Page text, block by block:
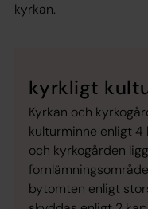
kyrkan.
kyrkligt
Kyrkan och
kulturminne enligt 4
och kyrkogården
bytomten enligt